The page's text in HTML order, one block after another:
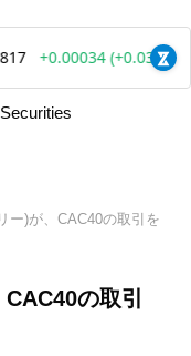
ー)が、CAC40の取引を
の取引